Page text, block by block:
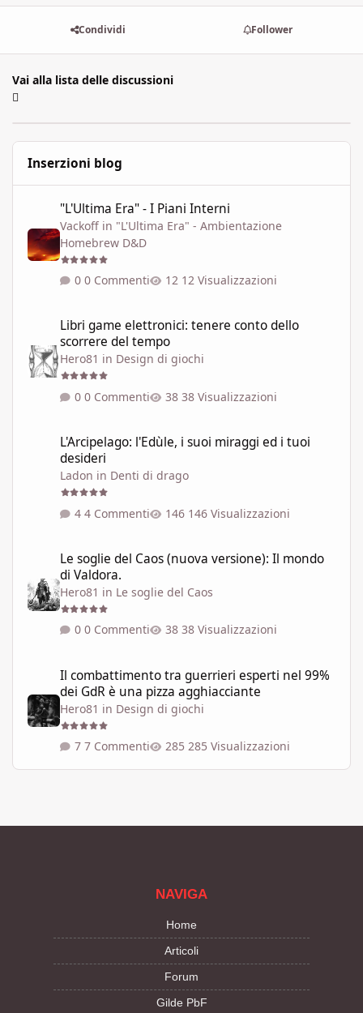
Condividi Follower
Vai alla lista delle discussioni
Inserzioni blog
"L'Ultima Era" - I Piani Interni
Vackoff in "L'Ultima Era" - Ambientazione
Homebrew D&D
0 Commenti 12 Visualizzazioni
Libri game elettronici: tenere conto dello
scorrere del tempo
Hero81 in Design di giochi
0 Commenti 38 Visualizzazioni
L'Arcipelago: l'Edùle, i suoi miraggi ed i tuoi
desideri
Ladon in Denti di drago
4 Commenti 146 Visualizzazioni
Le soglie del Caos (nuova versione): Il mondo
di Valdora.
Hero81 in Le soglie del Caos
0 Commenti 38 Visualizzazioni
Il combattimento tra guerrieri esperti nel 99%
dei GdR è una pizza agghiacciante
Hero81 in Design di giochi
7 Commenti 285 Visualizzazioni
NAVIGA
Home
Articoli
Forum
Gilde PbF